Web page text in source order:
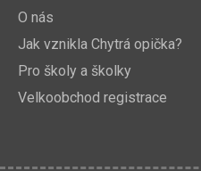
O nás
Jak vznikla Chytrá opička?
Pro školy a školky
Velkoobchod registrace